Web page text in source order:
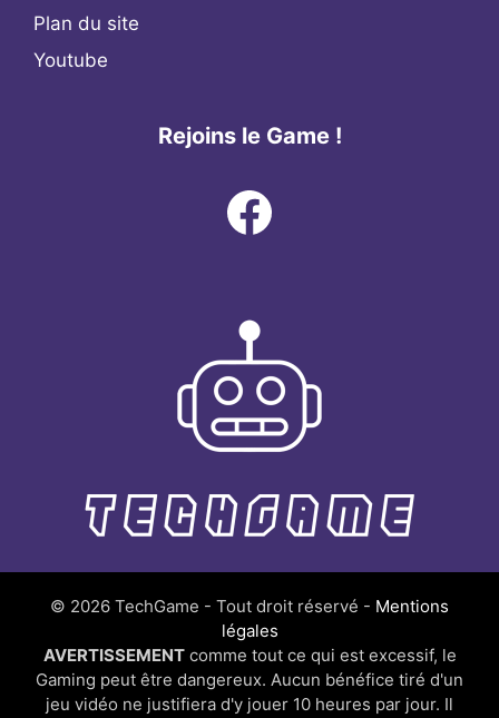
Plan du site
Youtube
Rejoins le Game !
Facebook
© 2026 TechGame - Tout droit réservé - Mentions
légales
AVERTISSEMENTcomme tout ce qui est excessif, le
Gaming peut être dangereux. Aucun bénéfice tiré d'un
jeu vidéo ne justifiera d'y jouer 10 heures par jour. Il